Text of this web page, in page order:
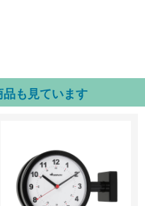
も見ています